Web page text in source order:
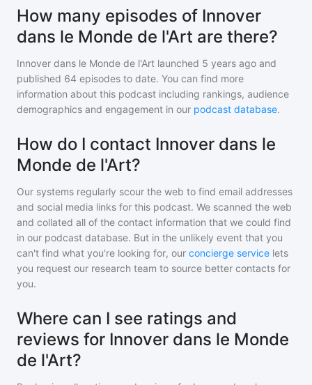
How many episodes of Innover
dans le Monde de l'Art are there?
Innover dans le Monde de l'Art launched 5 years ago and
published 64 episodes to date. You can find more
information about this podcast including rankings, audience
demographics and engagement in our podcast database.
How do I contact Innover dans le
Monde de l'Art?
Our systems regularly scour the web to find email addresses
and social media links for this podcast. We scanned the web
and collated all of the contact information that we could find
in our podcast database. But in the unlikely event that you
can't find what you're looking for, our concierge service lets
you request our research team to source better contacts for
you.
Where can I see ratings and
reviews for Innover dans le Monde
de l'Art?